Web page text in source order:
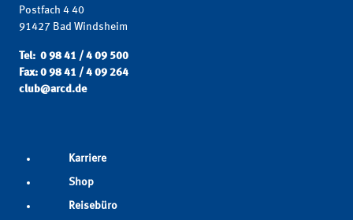
Postfach 4 40
91427 Bad Windsheim
Tel: 0 98 41 / 4 09 500
Fax: 0 98 41 / 4 09 264
club@arcd.de
Karriere
Shop
Reisebüro